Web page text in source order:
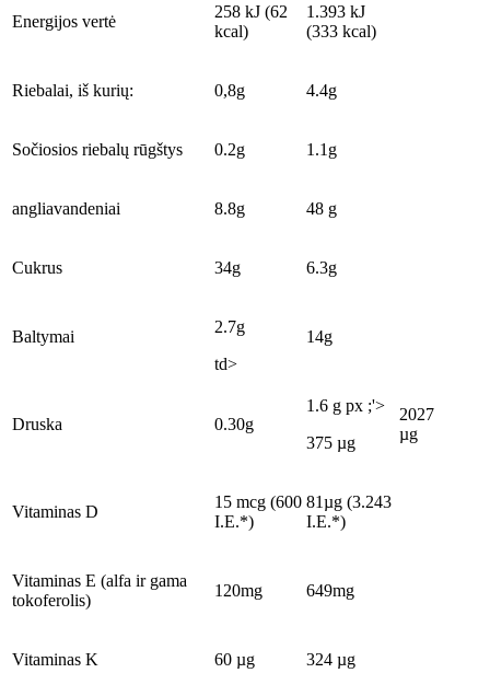
Energijos vertė
258 kJ (62
kcal)
1.393 kJ
(333 kcal)
Riebalai, iš kurių: 0,8g 4.4g
Sočiosios riebalų rūgštys 0.2g 1.1g
angliavandeniai 8.8g 48 g
Cukrus 34g 6.3g
Baltymai
2.7g
td>
14g
Druska 0.30g
1.6 g px ;'>
375 µg
2027
µg
Vitaminas D
15 mcg (600
I.E.*)
81µg (3.243
I.E.*)
Vitaminas E (alfa ir gama
tokoferolis)
120mg 649mg
Vitaminas K 60 µg 324 µg